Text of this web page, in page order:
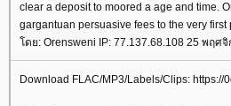
clear a deposit to moored a age and time.
gargantuan persuasive fees to the very first
ดย: Orensweni IP: 77.137.68.108 25 พฤศ
Download FLAC/MP3/Labels/Clips: https://